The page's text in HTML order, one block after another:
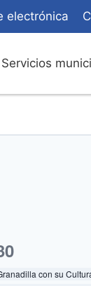
electrónica
Servicios
con su